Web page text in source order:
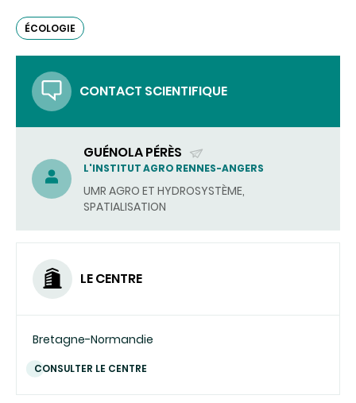
ÉCOLOGIE
CONTACT SCIENTIFIQUE
GUÉNOLA PÉRÈS
(ENVOYER
UN
COURRIEL)
L'INSTITUT AGRO RENNES-ANGERS
UMR AGRO ET HYDROSYSTÈME,
SPATIALISATION
LE CENTRE
Bretagne-Normandie
CONSULTER LE CENTRE